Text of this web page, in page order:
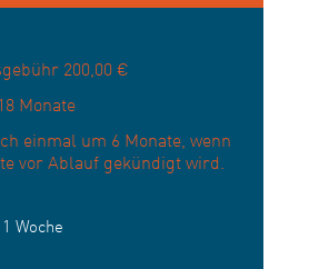
200,00 €
Monate
einmal um 6 Monate, wenn
vor Ablauf gekündigt wird.
Woche